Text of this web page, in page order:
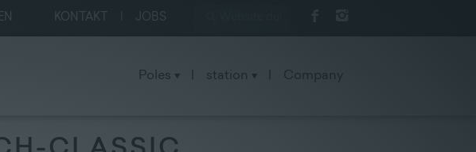
KONTAKT JOBS
EN
Poles station Company